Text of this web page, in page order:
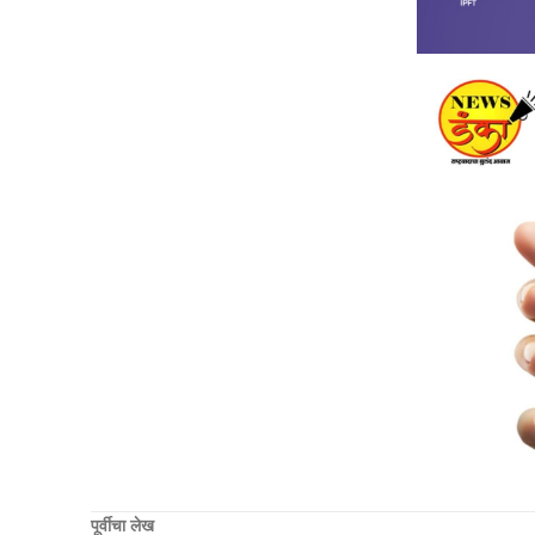
पूर्वीचा लेख